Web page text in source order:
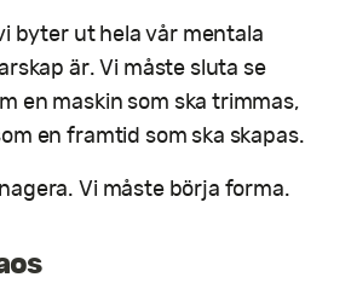
byter ut hela vår mentala
är. Vi måste sluta se
en maskin som ska trimmas,
en framtid som ska skapas.
Vi måste börja forma.